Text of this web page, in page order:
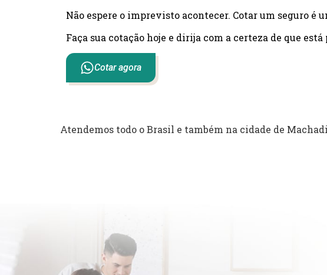
Não espere o imprevisto acontecer. Cotar um seguro é
Faça sua cotação hoje e dirija com a certeza de que
Cotar agora
Atendemos todo o Brasil e também na cidade de